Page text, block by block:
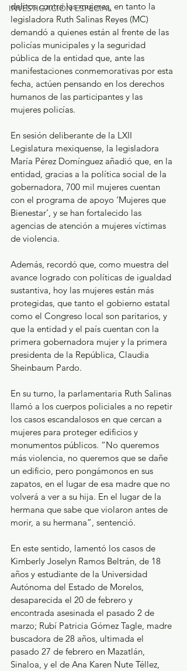
INVESTIGACIÓN ESPECIAL
delitos contra las mujeres, en tanto la
legisladora Ruth Salinas Reyes (MC)
demandó a quienes están al frente de las
policías municipales y la seguridad
pública de la entidad que, ante las
manifestaciones conmemorativas por esta
fecha, actúen pensando en los derechos
humanos de las participantes y las
mujeres policías.
En sesión deliberante de la LXII
Legislatura mexiquense, la legisladora
María Pérez Domínguez añadió que, en la
entidad, gracias a la política social de la
gobernadora, 700 mil mujeres cuentan
con el programa de apoyo ‘Mujeres que
Bienestar’, y se han fortalecido las
agencias de atención a mujeres víctimas
de violencia.
Además, recordó que, como muestra del
avance logrado con políticas de igualdad
sustantiva, hoy las mujeres están más
protegidas, que tanto el gobierno estatal
como el Congreso local son paritarios, y
que la entidad y el país cuentan con la
primera gobernadora mujer y la primera
presidenta de la República, Claudia
Sheinbaum Pardo.
En su turno, la parlamentaria Ruth Salinas
llamó a los cuerpos policiales a no repetir
los casos escandalosos en que cercan a
mujeres para proteger edificios y
monumentos públicos. “No queremos
más violencia, no queremos que se dañe
un edificio, pero pongámonos en sus
zapatos, en el lugar de esa madre que no
volverá a ver a su hija. En el lugar de la
hermana que sabe que violaron antes de
morir, a su hermana”, sentenció.
En este sentido, lamentó los casos de
Kimberly Joselyn Ramos Beltrán, de 18
años y estudiante de la Universidad
Autónoma del Estado de Morelos,
desaparecida el 20 de febrero y
encontrada asesinada el pasado 2 de
marzo; Rubí Patricia Gómez Tagle, madre
buscadora de 28 años, ultimada el
pasado 27 de febrero en Mazatlán,
Sinaloa, y el de Ana Karen Nute Téllez,